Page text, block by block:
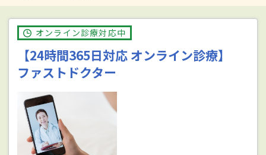
オンライン診療対応中
【24時間365日対応 オンライン診療】
ファストドクター